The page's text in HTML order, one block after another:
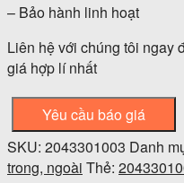
– Bảo hành linh hoạt
Liên hệ với chúng tôi ngay
giá hợp lí nhất
Yêu cầu báo giá
SKU: 2043301003 Danh
trong, ngoài Thẻ: